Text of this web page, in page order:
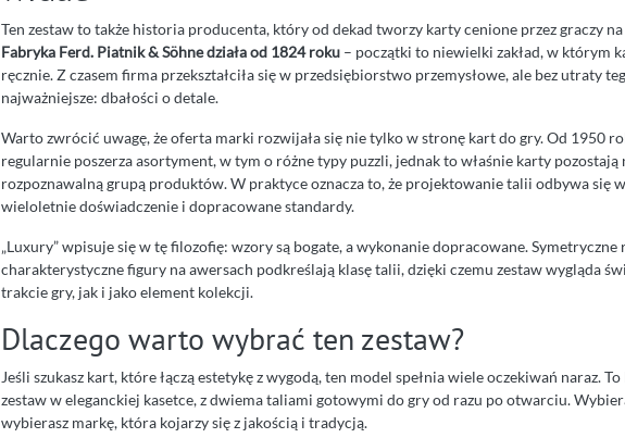
Ten zestaw to także historia producenta, który od dekad tworzy karty cenione przez graczy na
Fabryka Ferd. Piatnik & Söhne działa od 1824 roku – początki to niewielki zakład, w którym
ręcznie. Z czasem firma przekształciła się w przedsiębiorstwo przemysłowe, ale bez utraty
najważniejsze: dbałości o detale.
Warto zwrócić uwagę, że oferta marki rozwijała się nie tylko w stronę kart do gry. Od 1950
regularnie poszerza asortyment, w tym o różne typy puzzli, jednak to właśnie karty pozostają
rozpoznawalną grupą produktów. W praktyce oznacza to, że projektowanie talii odbywa się
wieloletnie doświadczenie i dopracowane standardy.
„Luxury” wpisuje się w tę filozofię: wzory są bogate, a wykonanie dopracowane. Symetryczne
charakterystyczne figury na awersach podkreślają klasę talii, dzięki czemu zestaw wygląda
trakcie gry, jak i jako element kolekcji.
Dlaczego warto wybrać ten zestaw?
Jeśli szukasz kart, które łączą estetykę z wygodą, ten model spełnia wiele oczekiwań naraz.
zestaw w eleganckiej kasetce, z dwiema taliami gotowymi do gry od razu po otwarciu.
wybierasz markę, która kojarzy się z jakością i tradycją.